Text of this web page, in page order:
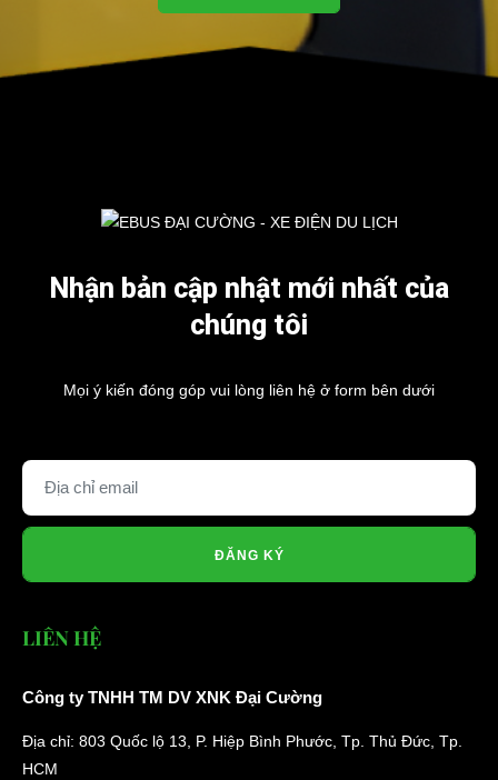
EBUS Resort
Nhận bản cập nhật mới nhất của
chúng tôi
Mọi ý kiến đóng góp vui lòng liên hệ ở form bên dưới
ĐĂNG KÝ
LIÊN HỆ
Công ty TNHH TM DV XNK Đại Cường
Địa chỉ: 803 Quốc lộ 13, P. Hiệp Bình Phước, Tp. Thủ Đức, Tp.
HCM